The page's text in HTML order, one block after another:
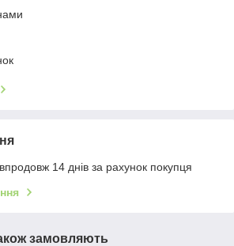
14 днів за рахунок покупця
замовляють